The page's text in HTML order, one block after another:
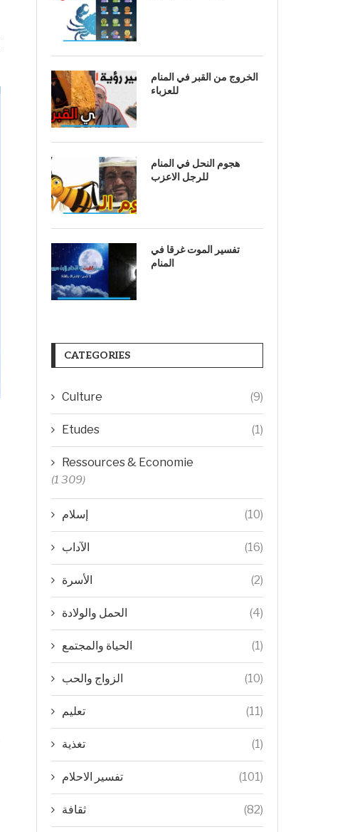
الخروج من القبر في المنام
للعزباء
هجوم النحل في المنام
للرجل الاعزب
تفسير الموت غرقا في
المنام
CATEGORIES
Culture (9)
Etudes (1)
Ressources & Economie
(1 309)
إسلام (10)
الآداب (16)
الأسرة (2)
الحمل والولادة (4)
الحياة والمجتمع (1)
الزواج والحب (10)
تعليم (11)
تغذية (1)
تفسير الاحلام (101)
ثقافة (82)